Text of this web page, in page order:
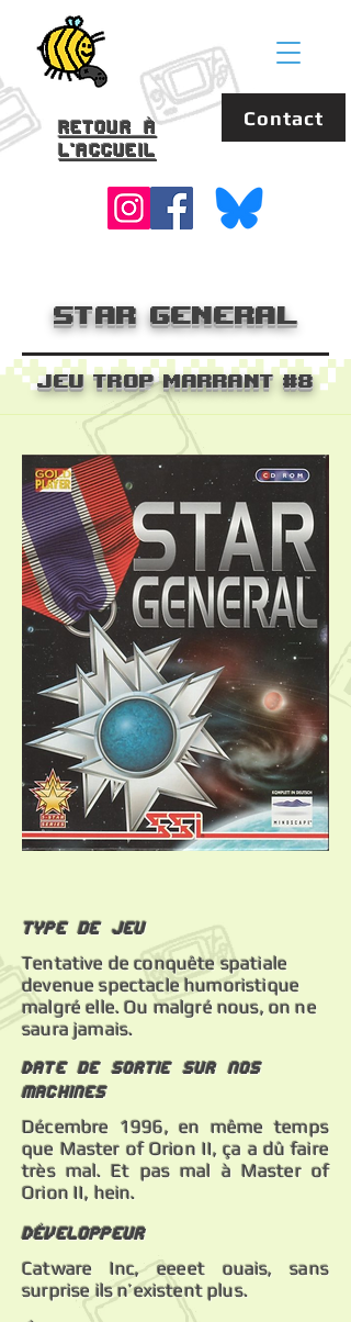
Contact
Retour à
l'accueil
Star General
Jeu Trop Marrant #8
Type de jeu
Tentative de conquête spatiale
devenue spectacle humoristique
malgré elle. Ou malgré nous, on ne
saura jamais.
Date de sortie sur nos
machines
Décembre 1996, en même temps
que Master of Orion II, ça a dû faire
très mal. Et pas mal à Master of
Orion II, hein.
Développeur
Catware Inc, eeeet ouais, sans
surprise ils n’existent plus.